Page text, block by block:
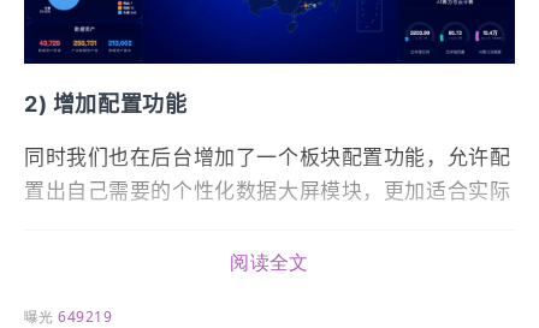
2) 增加配置功能
同时我们也在后台增加了一个板块配置功能，允许配
置出自己需要的个性化数据大屏模块，更加适合实际
数据 - 运营大屏，支持模块移动、是否显
阅读全文
曝光649219